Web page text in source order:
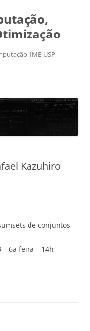
IME-USP
Kazuhiro
de conjuntos
– 6a feira – 14h